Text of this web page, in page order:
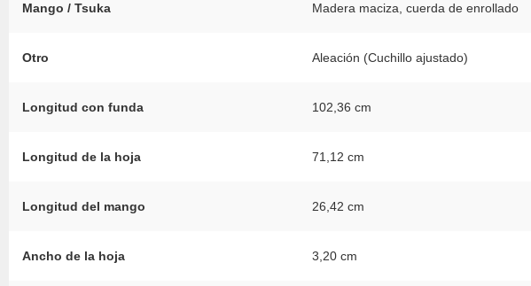
Mango / Tsuka Madera maciza, cuerda de enrollado
Otro Aleación (Cuchillo ajustado)
Longitud con funda 102,36 cm
Longitud de la hoja 71,12 cm
Longitud del mango 26,42 cm
Ancho de la hoja 3,20 cm